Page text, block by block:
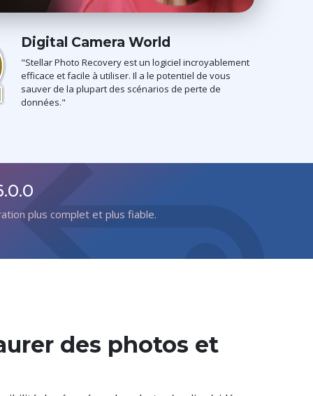
Digital Camera World
"Stellar Photo Recovery est un logiciel incroyablement
efficace et facile à utiliser. Il a le potentiel de vous
sauver de la plupart des scénarios de perte de
données."
plus complet et plus fiable.
des photos et